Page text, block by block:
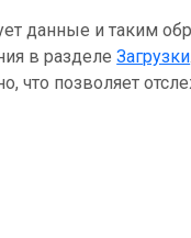
данные и таким
в разделеЗагрузки
что позволяет